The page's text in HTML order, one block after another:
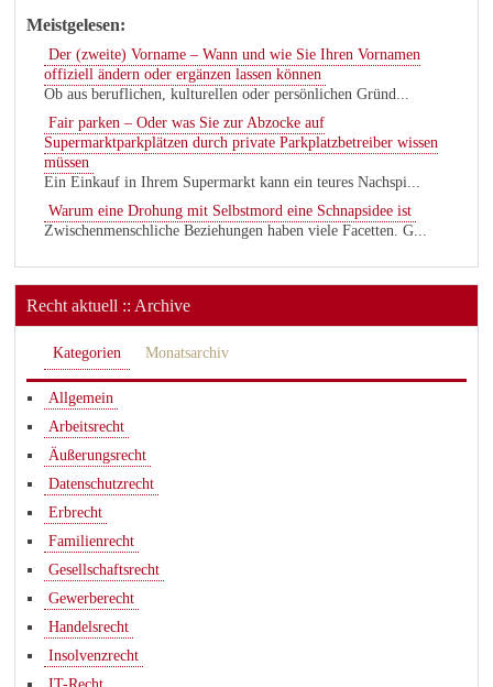
Meistgelesen:
Der (zweite) Vorname – Wann und wie Sie Ihren Vornamen
offiziell ändern oder ergänzen lassen können
Ob aus beruflichen, kulturellen oder persönlichen Gründ...
Fair parken – Oder was Sie zur Abzocke auf
Supermarktparkplätzen durch private Parkplatzbetreiber wissen
müssen
Ein Einkauf in Ihrem Supermarkt kann ein teures Nachspi...
Warum eine Drohung mit Selbstmord eine Schnapsidee ist
Zwischenmenschliche Beziehungen haben viele Facetten. G...
Recht aktuell :: Archive
Kategorien Monatsarchiv
Allgemein
Arbeitsrecht
Äußerungsrecht
Datenschutzrecht
Erbrecht
Familienrecht
Gesellschaftsrecht
Gewerberecht
Handelsrecht
Insolvenzrecht